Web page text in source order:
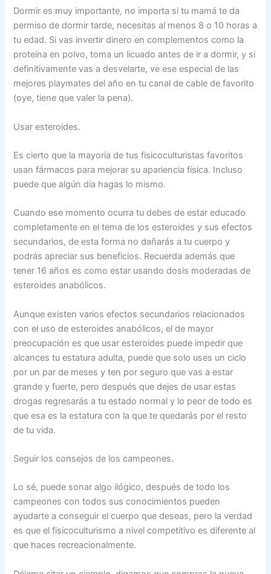
Dormir es muy importante, no importa si tu mamá te da
permiso de dormir tarde, necesitas al menos 8 o 10 horas a
tu edad. Si vas invertir dinero en complementos como la
proteína en polvo, toma un licuado antes de ir a dormir, y si
definitivamente vas a desvelarte, ve ese especial de las
mejores playmates del año en tu canal de cable de favorito
(oye, tiene que valer la pena).
Usar esteroides.
Es cierto que la mayoría de tus fisicoculturistas favoritos
usan fármacos para mejorar su apariencia física. Incluso
puede que algún día hagas lo mismo.
Cuando ese momento ocurra tu debes de estar educado
completamente en el tema de los esteroides y sus efectos
secundarios, de esta forma no dañarás a tu cuerpo y
podrás apreciar sus beneficios. Recuerda además que
tener 16 años es como estar usando dosis moderadas de
esteroides anabólicos.
Aunque existen varios efectos secundarios relacionados
con el uso de esteroides anabólicos, el de mayor
preocupación es que usar esteroides puede impedir que
alcances tu estatura adulta, puede que solo uses un ciclo
por un par de meses y ten por seguro que vas a estar
grande y fuerte, pero después que dejes de usar estas
drogas regresarás a tu estado normal y lo peor de todo es
que esa es la estatura con la que te quedarás por el resto
de tu vida.
Seguir los consejos de los campeones.
Lo sé, puede sonar algo ilógico, después de todo los
campeones con todos sus conocimientos pueden
ayudarte a conseguir el cuerpo que deseas, pero la verdad
es que el fisicoculturismo a nivel competitivo es diferente al
que haces recreacionalmente.